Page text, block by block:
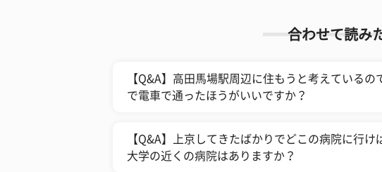
合わせて読み
【Q&A】高田馬場駅周辺に住もうと考えている
で電車で通ったほうがいいですか？
【Q&A】上京してきたばかりでどこの病院に行
大学の近くの病院はありますか？